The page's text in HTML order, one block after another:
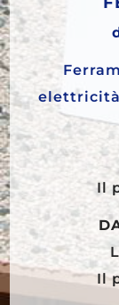
Il
Il